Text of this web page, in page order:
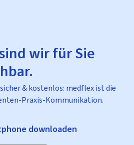
wir für Sie
& kostenlos: medflex ist die
Praxis-Kommunikation.
downloaden